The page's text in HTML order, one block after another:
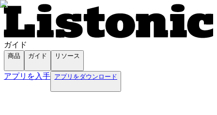
ガイド
商品 ガイド リソース
アプリを入手 アプリをダウンロード